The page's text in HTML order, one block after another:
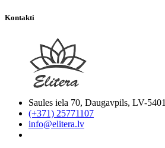
Kontakti
Saules iela 70, Daugavpils, LV-5401
(+371) 25771107
info@elitera.lv